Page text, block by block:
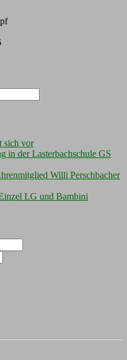
sich vor
in der Lasterbachschule GS
Willi Perschbacher
LG und Bambini